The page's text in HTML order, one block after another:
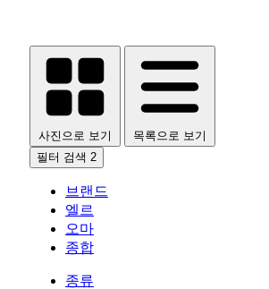
사진으로 보기
목록으로 보기
필터 검색 2
브랜드
엘르
오마
종합
종류